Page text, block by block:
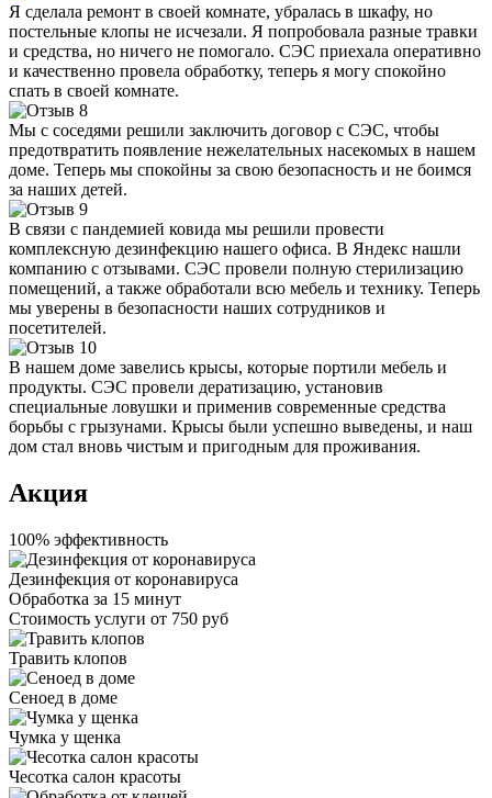
Я сделала ремонт в своей комнате, убралась в шкафу, но
постельные клопы не исчезали. Я попробовала разные травки
и средства, но ничего не помогало. СЭС приехала оперативно
и качественно провела обработку, теперь я могу спокойно
спать в своей комнате.
Мы с соседями решили заключить договор с СЭС, чтобы
предотвратить появление нежелательных насекомых в нашем
доме. Теперь мы спокойны за свою безопасность и не боимся
за наших детей.
В связи с пандемией ковида мы решили провести
комплексную дезинфекцию нашего офиса. В Яндекс нашли
компанию с отзывами. СЭС провели полную стерилизацию
помещений, а также обработали всю мебель и технику. Теперь
мы уверены в безопасности наших сотрудников и
посетителей.
В нашем доме завелись крысы, которые портили мебель и
продукты. СЭС провели дератизацию, установив
специальные ловушки и применив современные средства
борьбы с грызунами. Крысы были успешно выведены, и наш
дом стал вновь чистым и пригодным для проживания.
Акция
100% эффективность
Дезинфекция от коронавируса
Обработка за 15 минут
Стоимость услуги от 750 руб
Травить клопов
Сеноед в доме
Чумка у щенка
Чесотка салон красоты